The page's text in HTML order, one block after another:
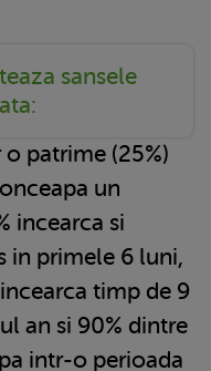
sansele
patrime (25%)
un
incearca si
in primele 6 luni,
timp de 9
an si 90% dintre
intr-o perioada